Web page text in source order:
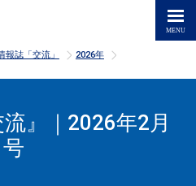
報誌「交流」 >
2026年
』｜2026年2月
号